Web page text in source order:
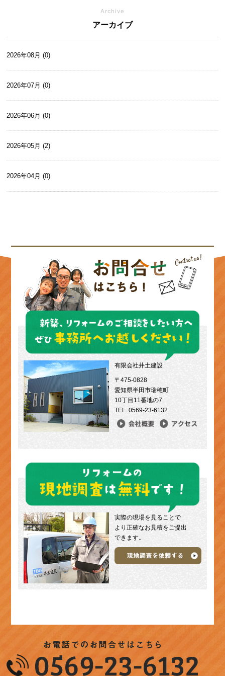
Archive
アーカイブ
2026年08月 (0)
2026年07月 (0)
2026年06月 (0)
2026年05月 (2)
2026年04月 (0)
有限会社井土建設
〒475-0828
愛知県半田市瑞穂町
10丁目11番地の7
TEL: 0569-23-6132
実際の現場を見ることで
より正確なお見積をご提出
できます。